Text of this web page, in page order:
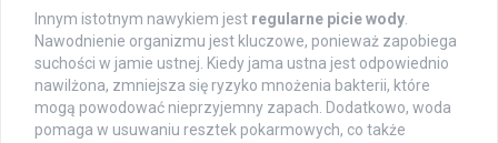
Innym istotnym nawykiem jest regularne picie wody
Nawodnienie organizmu jest kluczowe, ponieważ zapobiega
suchości w jamie ustnej. Kiedy jama ustna jest odpowiednio
nawilżona, zmniejsza się ryzyko mnożenia bakterii, które
mogą powodować nieprzyjemny zapach. Dodatkowo, woda
pomaga w usuwaniu resztek pokarmowych, co także